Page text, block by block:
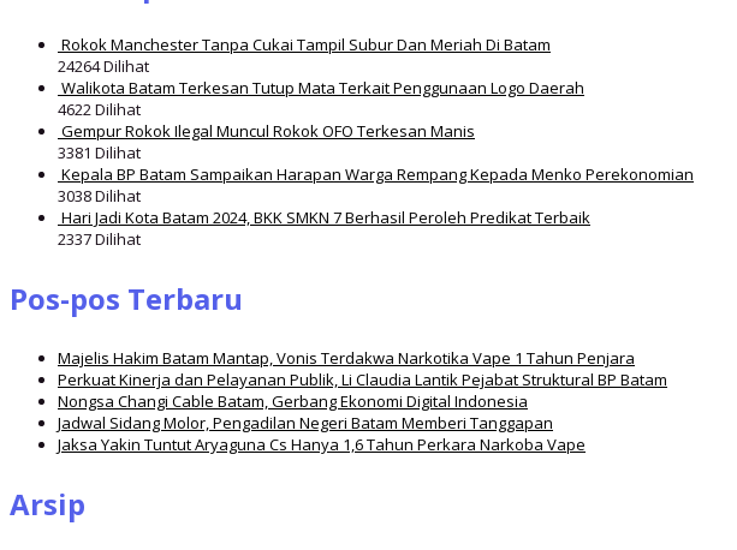
Rokok Manchester Tanpa Cukai Tampil Subur Dan Meriah Di Batam
24264 Dilihat
Walikota Batam Terkesan Tutup Mata Terkait Penggunaan Logo Daerah
4622 Dilihat
Gempur Rokok Ilegal Muncul Rokok OFO Terkesan Manis
3381 Dilihat
Kepala BP Batam Sampaikan Harapan Warga Rempang Kepada Menko Perekonomian
3038 Dilihat
Hari Jadi Kota Batam 2024, BKK SMKN 7 Berhasil Peroleh Predikat Terbaik
2337 Dilihat
Pos-pos Terbaru
Majelis Hakim Batam Mantap, Vonis Terdakwa Narkotika Vape 1 Tahun Penjara
Perkuat Kinerja dan Pelayanan Publik, Li Claudia Lantik Pejabat Struktural BP Batam
Nongsa Changi Cable Batam, Gerbang Ekonomi Digital Indonesia
Jadwal Sidang Molor, Pengadilan Negeri Batam Memberi Tanggapan
Jaksa Yakin Tuntut Aryaguna Cs Hanya 1,6 Tahun Perkara Narkoba Vape
Arsip